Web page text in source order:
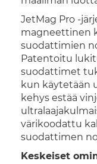
JetMag Pro -
magneettinen
suodattimien
Patentoitu
suodattimet
kun käytetään
kehys estää
värikoodattu
suodattimen
Keskeiset